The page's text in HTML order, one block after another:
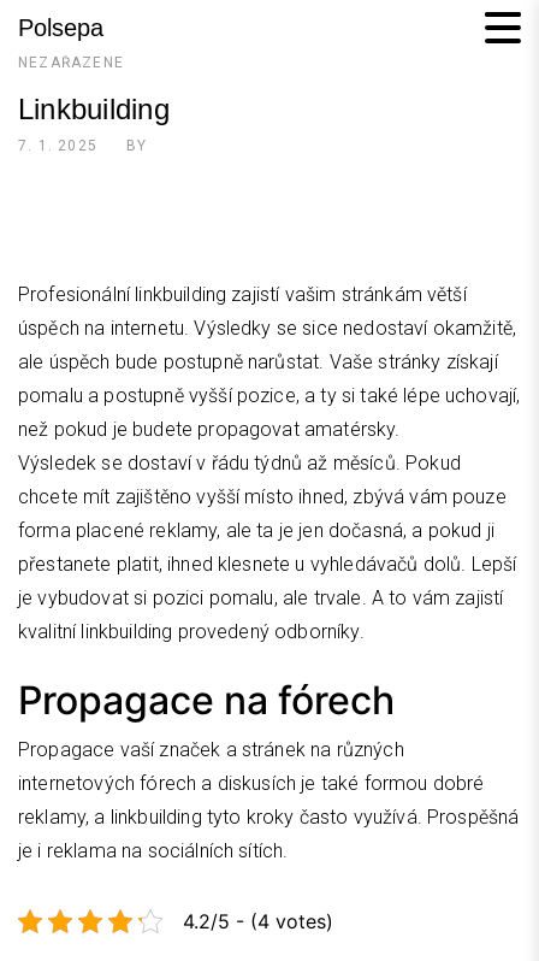
Skip
content
Polsepa
NEZAŘAZENÉ
Linkbuilding
7. 1. 2025 BY
Profesionální linkbuilding zajistí vašim stránkám větší
úspěch na internetu. Výsledky se sice nedostaví okamžitě,
ale úspěch bude postupně narůstat. Vaše stránky získají
pomalu a postupně vyšší pozice, a ty si také lépe uchovají,
než pokud je budete propagovat amatérsky.
Výsledek se dostaví v řádu týdnů až měsíců. Pokud
chcete mít zajištěno vyšší místo ihned, zbývá vám pouze
forma placené reklamy, ale ta je jen dočasná, a pokud ji
přestanete platit, ihned klesnete u vyhledávačů dolů. Lepší
je vybudovat si pozici pomalu, ale trvale. A to vám zajistí
kvalitní linkbuilding provedený odborníky.
Propagace na fórech
Propagace vaší značek a stránek na různých
internetových fórech a diskusích je také formou dobré
reklamy, a linkbuilding tyto kroky často využívá. Prospěšná
je i reklama na sociálních sítích.
4.2/5 - (4 votes)